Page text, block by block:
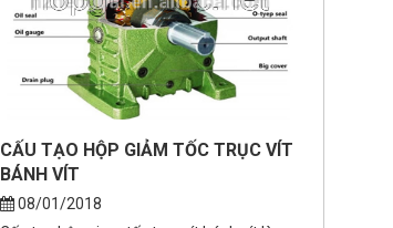
CẤU TẠO HỘP GIẢM TỐC TRỤC VÍT
BÁNH VÍT
08/01/2018
Cấu tạo hộp giam tốc trục vít bánh vít là
hộp giảm tốc vỏ bằng gang với đa dạng